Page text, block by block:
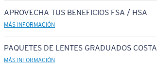
APROVECHA TUS BENEFICIOS FSA / HSA
MÁS INFORMACIÓN
PAQUETES DE LENTES GRADUADOS COSTA
MÁS INFORMACIÓN